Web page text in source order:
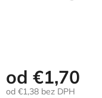
od €1,70
od €1,38 bez DPH